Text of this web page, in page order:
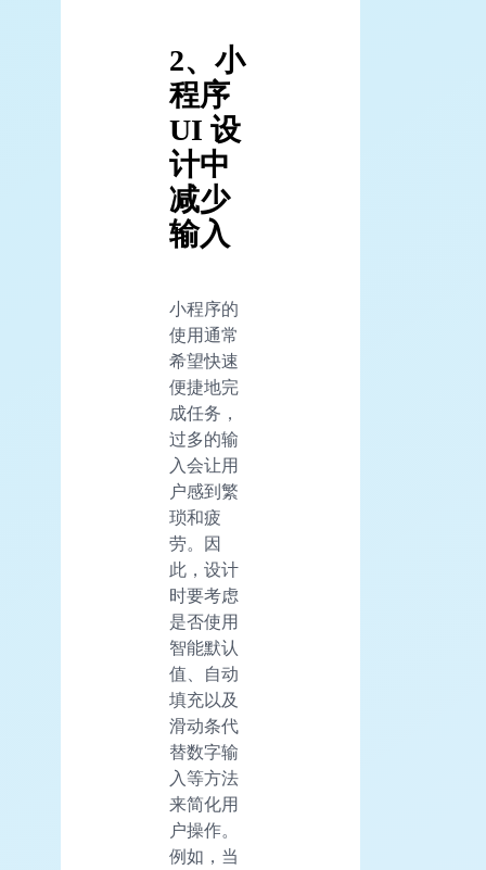
2、小
程序
UI 设
计中
减少
输入
小程序的
使用通常
希望快速
便捷地完
成任务，
过多的输
入会让用
户感到繁
琐和疲
劳。因
此，设计
时要考虑
是否使用
智能默认
值、自动
填充以及
滑动条代
替数字输
入等方法
来简化用
户操作。
例如，当